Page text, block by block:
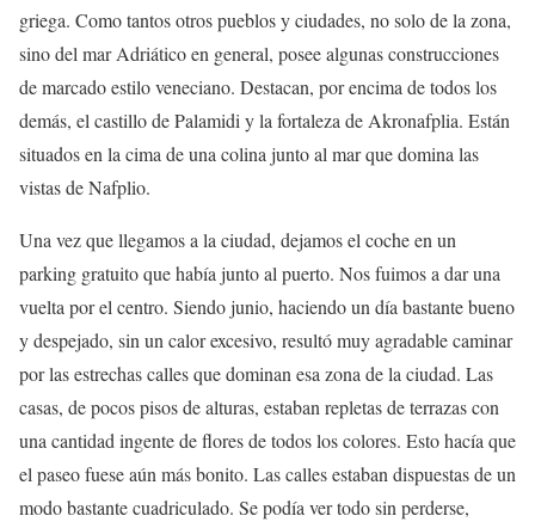
griega. Como tantos otros pueblos y ciudades, no solo de la zona,
sino del mar Adriático en general, posee algunas construcciones
de marcado estilo veneciano. Destacan, por encima de todos los
demás, el castillo de Palamidi y la fortaleza de Akronafplia. Están
situados en la cima de una colina junto al mar que domina las
vistas de Nafplio.
Una vez que llegamos a la ciudad, dejamos el coche en un
parking gratuito que había junto al puerto. Nos fuimos a dar una
vuelta por el centro. Siendo junio, haciendo un día bastante bueno
y despejado, sin un calor excesivo, resultó muy agradable caminar
por las estrechas calles que dominan esa zona de la ciudad. Las
casas, de pocos pisos de alturas, estaban repletas de terrazas con
una cantidad ingente de flores de todos los colores. Esto hacía que
el paseo fuese aún más bonito. Las calles estaban dispuestas de un
modo bastante cuadriculado. Se podía ver todo sin perderse,